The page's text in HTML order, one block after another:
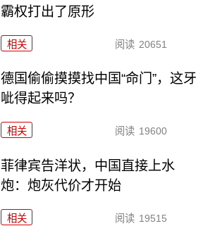
霸权打出了原形
相关 阅读 20651
德国偷偷摸摸找中国“命门”，这牙
呲得起来吗？
相关 阅读 19600
菲律宾告洋状，中国直接上水
炮：炮灰代价才开始
相关 阅读 19515